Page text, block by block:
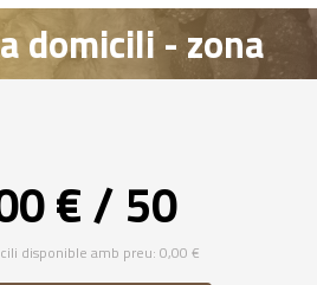
domicili - zona
€ / 50
disponible amb preu: 0,00 €